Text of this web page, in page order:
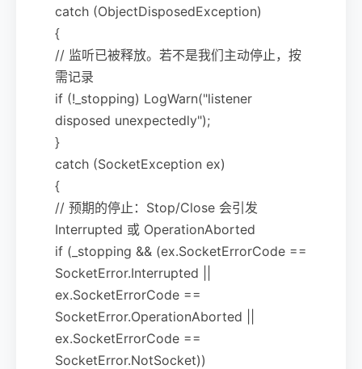
catch (ObjectDisposedException)
{
// 监听已被释放。若不是我们主动停止，按
需记录
if (!_stopping) LogWarn("listener
disposed unexpectedly");
}
catch (SocketException ex)
{
// 预期的停止：Stop/Close 会引发
Interrupted 或 OperationAborted
if (_stopping && (ex.SocketErrorCode ==
SocketError.Interrupted ||
ex.SocketErrorCode ==
SocketError.OperationAborted ||
ex.SocketErrorCode ==
SocketError.NotSocket))